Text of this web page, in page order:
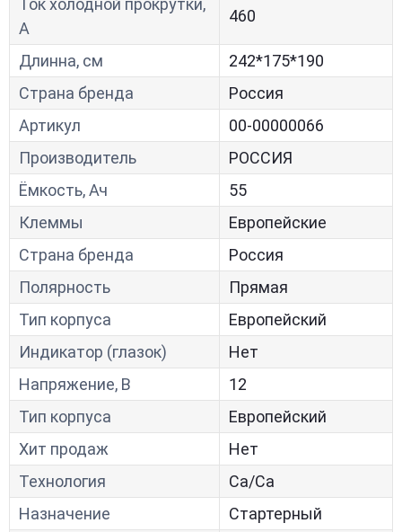
Ток холодной прокрутки,
A
460
Длинна, см
242*175*190
Страна бренда
Россия
Артикул
00-00000066
Производитель
РОССИЯ
Ёмкость, Ач
55
Клеммы
Европейские
Страна бренда
Россия
Полярность
Прямая
Тип корпуса
Европейский
Индикатор (глазок)
Нет
Напряжение, В
12
Тип корпуса
Европейский
Хит продаж
Нет
Технология
Са/Са
Назначение
Стартерный